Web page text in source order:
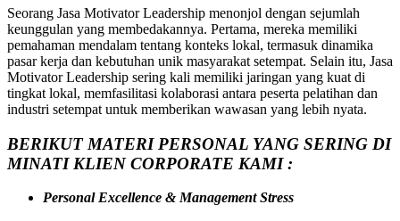
Seorang Jasa Motivator Leadership menonjol dengan sejumlah
keunggulan yang membedakannya. Pertama, mereka memiliki
pemahaman mendalam tentang konteks lokal, termasuk dinamika
pasar kerja dan kebutuhan unik masyarakat setempat. Selain itu, Jasa
Motivator Leadership sering kali memiliki jaringan yang kuat di
tingkat lokal, memfasilitasi kolaborasi antara peserta pelatihan dan
industri setempat untuk memberikan wawasan yang lebih nyata.
BERIKUT MATERI PERSONAL YANG SERING DI
MINATI KLIEN CORPORATE KAMI :
Personal Excellence & Management Stress